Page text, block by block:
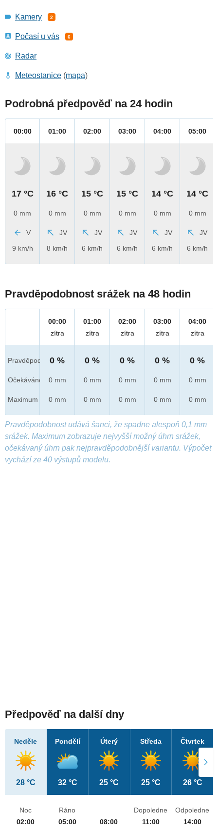
Kamery 2
Počasí u vás 6
Radar
Meteostanice (mapa)
Podrobná předpověď na 24 hodin
00:00
17 °C
0 mm
V
9 km/h
01:00
16 °C
0 mm
JV
8 km/h
02:00
15 °C
0 mm
JV
6 km/h
03:00
15 °C
0 mm
JV
6 km/h
04:00
14 °C
0 mm
JV
6 km/h
05:00
14 °C
0 mm
JV
6 km/h
Pravděpodobnost srážek na 48 hodin
Pravděpod.
Očekáváno
Maximum
00:00
zítra
0 %
0 mm
0 mm
01:00
zítra
0 %
0 mm
0 mm
02:00
zítra
0 %
0 mm
0 mm
03:00
zítra
0 %
0 mm
0 mm
04:00
zítra
0 %
0 mm
0 mm
Pravděpodobnost udává šanci, že spadne alespoň 0,1 mm
srážek. Maximum zobrazuje nejvyšší možný úhrn srážek,
očekávaný úhrn pak nejpravděpodobnější variantu. Výpočet
vychází ze 40 výstupů modelu.
Předpověď na další dny
Neděle
28 °C
Pondělí
32 °C
Úterý
25 °C
Středa
25 °C
Čtvrtek
26 °C
Noc
02:00
Ráno
05:00
08:00
Dopoledne
11:00
Odpoledne
14:00